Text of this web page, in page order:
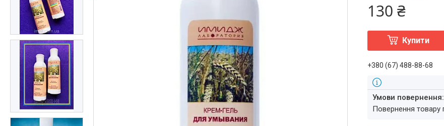
130 ₴
Купити
+380 (67) 488-88-68
повернення